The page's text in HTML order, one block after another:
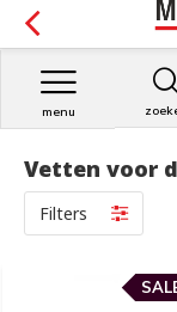
menu
Vetten voor
Filters